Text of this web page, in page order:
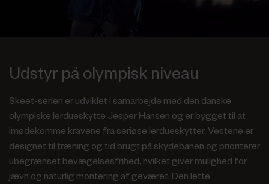
Udstyr på olympisk niveau
Skeet-serien er udviklet i samarbejde med den danske
olympiske lerdueskytte Jesper Hansen og er bygget til at
imødekomme kravene fra seriøse lerdueskytter. Vestene er
designet til træning og tid brugt på skydebanen og prioriterer
ubegrænset bevægelsesfrihed, hvilket giver mulighed for
jævn og naturlig montering af geværet. Den lette